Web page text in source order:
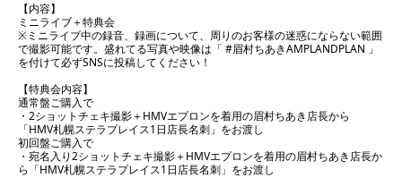
【内容】
ミニライブ＋特典会
※ミニライブ中の録音、録画について、周りのお客様の迷惑にならない範囲
で撮影可能です。盛れてる写真や映像は「 #眉村ちあきAMPLANDPLAN 」
を付けて必ずSNSに投稿してください！
【特典会内容】
通常盤ご購入で
・2ショットチェキ撮影＋HMVエプロンを着用の眉村ちあき店長から
「HMV札幌ステラプレイス1日店長名刺」をお渡し
初回盤ご購入で
・宛名入り2ショットチェキ撮影＋HMVエプロンを着用の眉村ちあき店長か
ら「HMV札幌ステラプレイス1日店長名刺」をお渡し